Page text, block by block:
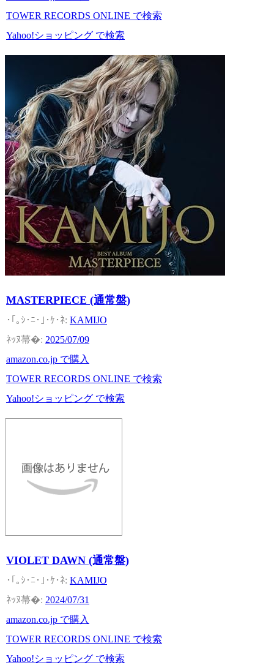
TOWER RECORDS ONLINE で検索
Yahoo!ショッピング で検索
MASTERPIECE (通常盤)
KAMIJO
2025/07/09
amazon.co.jp で購入
TOWER RECORDS ONLINE で検索
Yahoo!ショッピング で検索
VIOLET DAWN (通常盤)
KAMIJO
2024/07/31
amazon.co.jp で購入
TOWER RECORDS ONLINE で検索
Yahoo!ショッピング で検索